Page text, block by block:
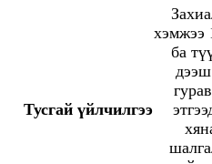
Тусгай үйлчилгээ
хэмжээ
ба